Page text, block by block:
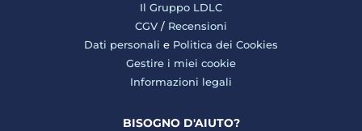
Il Gruppo LDLC
CGV / Recensioni
Dati personali e Politica dei Cookies
Gestire i miei cookie
Informazioni legali
BISOGNO D'AIUTO?